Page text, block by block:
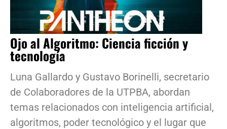
Ojo al Algoritmo: Ciencia ficción y
tecnología
Luna Gallardo y Gustavo Borinelli, secretario
de Colaboradores de la UTPBA, abordan
temas relacionados con inteligencia artificial,
algoritmos, poder tecnológico y el lugar que